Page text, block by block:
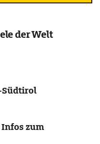
der Welt
Südtirol
zum